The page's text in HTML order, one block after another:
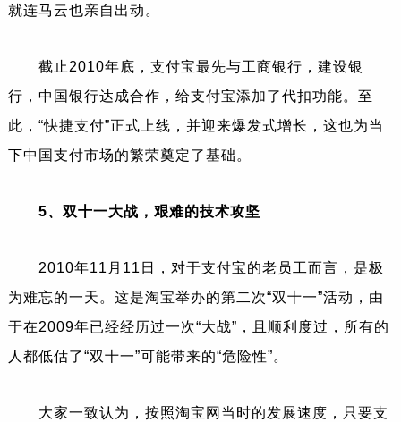
就连马云也亲自出动。
截止2010年底，支付宝最先与工商银行，建设银
行，中国银行达成合作，给支付宝添加了代扣功能。至
此，“快捷支付”正式上线，并迎来爆发式增长，这也为当
下中国支付市场的繁荣奠定了基础。
5、双十一大战，艰难的技术攻坚
2010年11月11日，对于支付宝的老员工而言，是极
为难忘的一天。这是淘宝举办的第二次“双十一”活动，由
于在2009年已经经历过一次“大战”，且顺利度过，所有的
人都低估了“双十一”可能带来的“危险性”。
大家一致认为，按照淘宝网当时的发展速度，只要支